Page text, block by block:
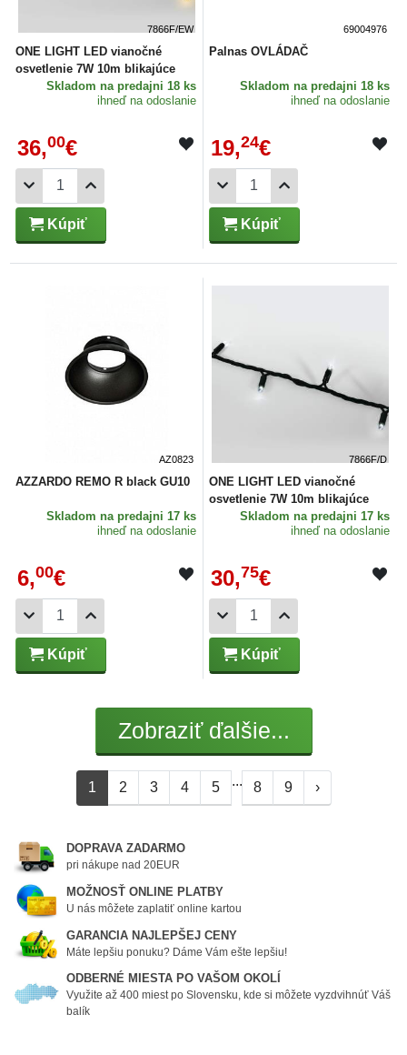
7866F/EW
ONE LIGHT LED vianočné
osvetlenie 7W 10m blikajúce
Skladom na predajni 18 ks
ihneď na odoslanie
36,00€
Kúpiť
69004976
Palnas OVLÁDAČ
Skladom na predajni 18 ks
ihneď na odoslanie
19,24€
Kúpiť
AZ0823
AZZARDO REMO R black GU10
Skladom na predajni 17 ks
ihneď na odoslanie
6,00€
Kúpiť
7866F/D
ONE LIGHT LED vianočné
osvetlenie 7W 10m blikajúce
Skladom na predajni 17 ks
ihneď na odoslanie
30,75€
Kúpiť
Zobraziť ďalšie...
1 2 3 4 5 ... 8 9 ›
DOPRAVA ZADARMO
pri nákupe nad 20EUR
MOŽNOSŤ ONLINE PLATBY
U nás môžete zaplatiť online kartou
GARANCIA NAJLEPŠEJ CENY
Máte lepšiu ponuku? Dáme Vám ešte lepšiu!
ODBERNÉ MIESTA PO VAŠOM OKOLÍ
Využite až 400 miest po Slovensku, kde si môžete vyzdvihnúť Váš
balík